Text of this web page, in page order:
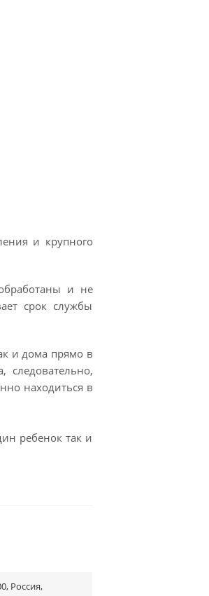
и крупного
и не
срок службы
и дома прямо в
следовательно,
находиться в
ребенок так и
Россия,